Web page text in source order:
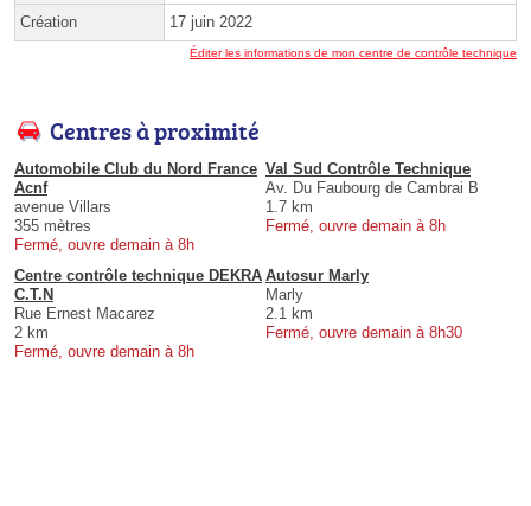
Création 17 juin 2022
Éditer les informations de mon centre de contrôle technique
Centres à proximité
Automobile Club du Nord France
Acnf
avenue Villars
355 mètres
Fermé, ouvre demain à 8h
Val Sud Contrôle Technique
Av. Du Faubourg de Cambrai B
1.7 km
Fermé, ouvre demain à 8h
Centre contrôle technique DEKRA
C.T.N
Rue Ernest Macarez
2 km
Fermé, ouvre demain à 8h
Autosur Marly
Marly
2.1 km
Fermé, ouvre demain à 8h30